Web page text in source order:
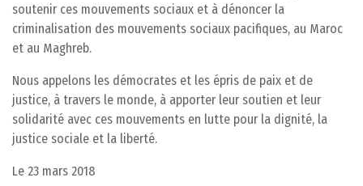
soutenir ces mouvements sociaux et à dénoncer la
criminalisation des mouvements sociaux pacifiques, au Maroc
et au Maghreb.
Nous appelons les démocrates et les épris de paix et de
justice, à travers le monde, à apporter leur soutien et leur
solidarité avec ces mouvements en lutte pour la dignité, la
justice sociale et la liberté.
Le 23 mars 2018